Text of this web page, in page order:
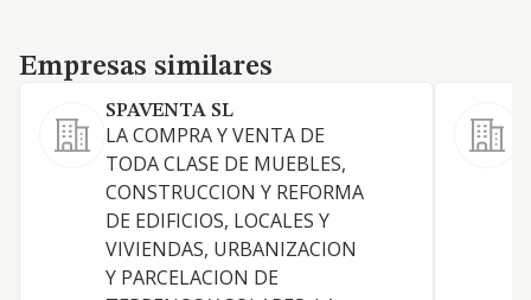
Empresas similares
Empresas similares
SPAVENTA SL
LA COMPRA Y VENTA DE
TODA CLASE DE MUEBLES,
CONSTRUCCION Y REFORMA
DE EDIFICIOS, LOCALES Y
VIVIENDAS, URBANIZACION
Y PARCELACION DE